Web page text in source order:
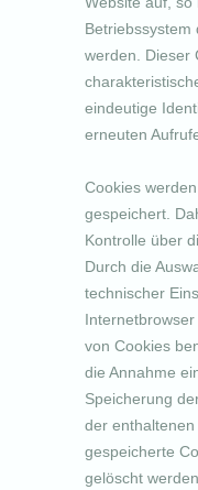
Betriebssystem
werden. Dieser
eindeutige
erneuten
Cookies
gespeichert.
Kontrolle über
Durch die
technischer
von Cookies
die Annahme
Speicherung
der
gespeicherte
gelöscht